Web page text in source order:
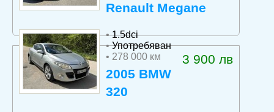
Renault Megane
•1.5dci
•Употребяван
• 278 000 км
3 900 лв
2005 BMW
320